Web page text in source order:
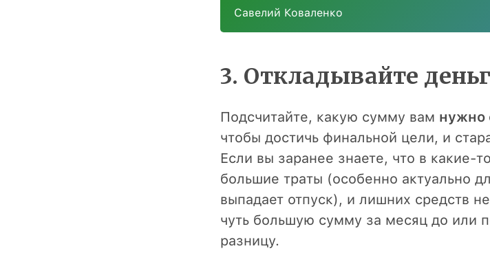
Савелий Коваленко
3. Откладывайте
Подсчитайте, какую сумму вам нужно
чтобы достичь финальной цели, и
Если вы заранее знаете, что в какие-
большие траты (особенно актуально
выпадает отпуск), и лишних средств
чуть большую сумму за месяц до или
разницу.